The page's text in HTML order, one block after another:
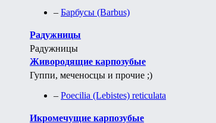
– Барбусы (Barbus)
Радужницы
Радужницы
Живородящие карпозубые
Гуппи, меченосцы и прочие ;)
– Poecilia (Lebistes) reticulata
Икромечущие карпозубые